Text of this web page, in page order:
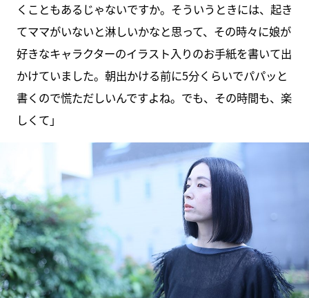
くこともあるじゃないですか。そういうときには、起き
てママがいないと淋しいかなと思って、その時々に娘が
好きなキャラクターのイラスト入りのお手紙を書いて出
かけていました。朝出かける前に5分くらいでパパッと
書くので慌ただしいんですよね。でも、その時間も、楽
しくて」